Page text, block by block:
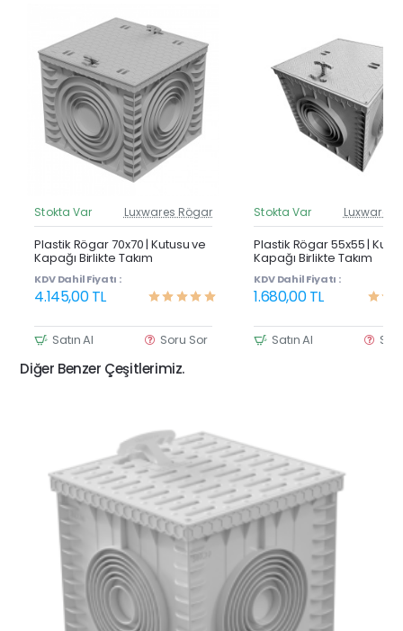
Güncel Fiyat
Yeni Ürün
Stokta Var Luxwares Rögar
Plastik Rögar 70x70 | Kutusu ve
Kapağı Birlikte Takım
KDV Dahil Fiyatı :
4.145,00 TL
Satın Al Soru Sor
Stokta Var Luxwares
Plastik Rögar 55x55 |
Kapağı Birlikte Takım
KDV Dahil Fiyatı :
1.680,00 TL
Satın Al
Diğer Benzer Çeşitlerimiz.